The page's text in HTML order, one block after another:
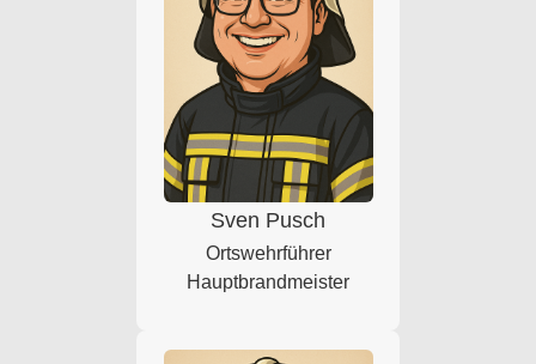
Sven Pusch
Ortswehrführer
Hauptbrandmeister